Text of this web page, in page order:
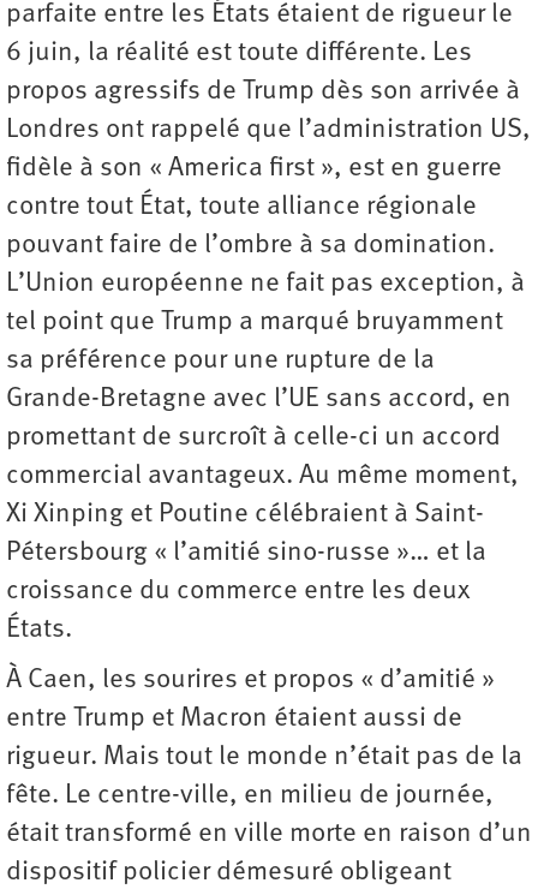
parfaite entre les États étaient de rigueur le
6 juin, la réalité est toute différente. Les
propos agressifs de Trump dès son arrivée à
Londres ont rappelé que l’administration US,
fidèle à son « America first », est en guerre
contre tout État, toute alliance régionale
pouvant faire de l’ombre à sa domination.
L’Union européenne ne fait pas exception, à
tel point que Trump a marqué bruyamment
sa préférence pour une rupture de la
Grande-Bretagne avec l’UE sans accord, en
promettant de surcroît à celle-ci un accord
commercial avantageux. Au même moment,
Xi Xinping et Poutine célébraient à Saint-
Pétersbourg « l’amitié sino-russe »… et la
croissance du ­commerce entre les deux
États.
À Caen, les sourires et propos « d’amitié »
entre Trump et Macron étaient aussi de
rigueur. Mais tout le monde n’était pas de la
fête. Le centre-ville, en milieu de journée,
était transformé en ville morte en raison d’un
dispositif policier démesuré obligeant